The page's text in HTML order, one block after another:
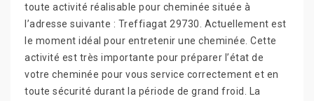
toute activité réalisable pour cheminée située à
l’adresse suivante : Treffiagat 29730. Actuellement est
le moment idéal pour entretenir une cheminée. Cette
activité est très importante pour préparer l’état de
votre cheminée pour vous service correctement et en
toute sécurité durant la période de grand froid. La